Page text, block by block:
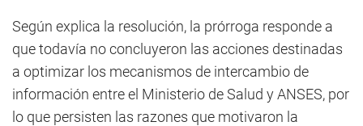
Según explica la resolución, la prórroga responde a
que todavía no concluyeron las acciones destinadas
a optimizar los mecanismos de intercambio de
información entre el Ministerio de Salud y ANSES, por
lo que persisten las razones que motivaron la